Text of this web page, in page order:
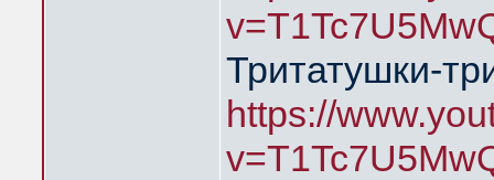
Тритатушки-
https://